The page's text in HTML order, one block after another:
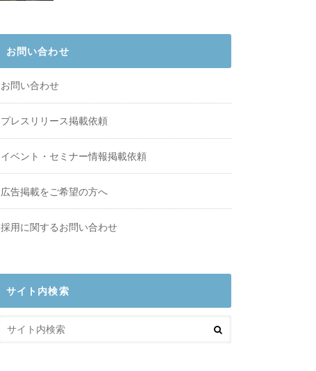
お問い合わせ
お問い合わせ
プレスリリース掲載依頼
イベント・セミナー情報掲載依頼
広告掲載をご希望の方へ
採用に関するお問い合わせ
サイト内検索